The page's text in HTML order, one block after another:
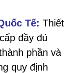
Tế: Thiết
đầy đủ
phần và
quy định